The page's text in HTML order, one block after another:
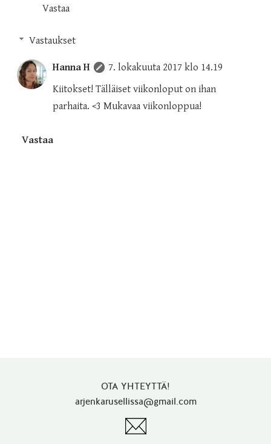
Vastaa
Vastaukset
Hanna H
7. lokakuuta 2017 klo 14.19
Kiitokset! Tälläiset viikonloput on ihan
parhaita. <3 Mukavaa viikonloppua!
Vastaa
OTA YHTEYTTÄ!
arjenkarusellissa@gmail.com